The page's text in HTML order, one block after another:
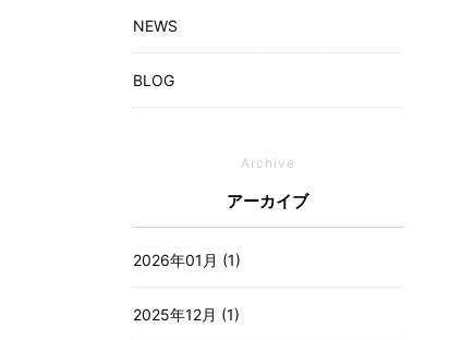
NEWS
BLOG
Archive
アーカイブ
2026年01月 (1)
2025年12月 (1)